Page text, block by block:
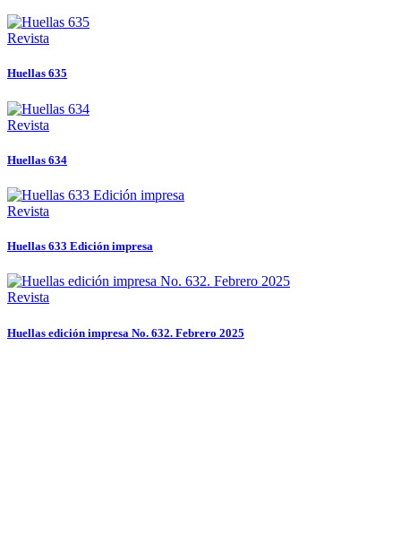
Revista
Huellas 635
Revista
Huellas 634
Revista
Huellas 633 Edición impresa
Revista
Huellas edición impresa No. 632. Febrero 2025